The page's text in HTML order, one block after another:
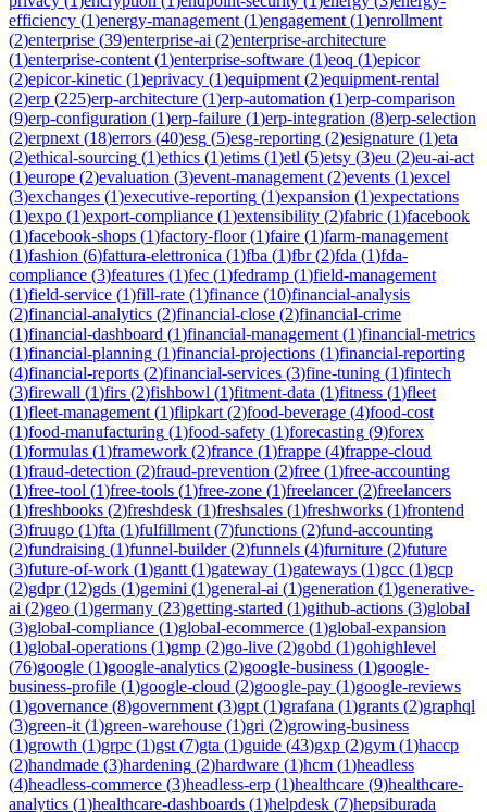
efficiency (1)energy-management (1)engagement (1)enrollment
(2)enterprise (39)enterprise-ai (2)enterprise-architecture
(1)enterprise-content (1)enterprise-software (1)eoq (1)epicor
(2)epicor-kinetic (1)eprivacy (1)equipment (2)equipment-rental
(2)erp (225)erp-architecture (1)erp-automation (1)erp-comparison
(9)erp-configuration (1)erp-failure (1)erp-integration (8)erp-selection
(2)erpnext (18)errors (40)esg (5)esg-reporting (2)esignature (1)eta
(2)ethical-sourcing (1)ethics (1)etims (1)etl (5)etsy (3)eu (2)eu-ai-act
(1)europe (2)evaluation (3)event-management (2)events (1)excel
(3)exchanges (1)executive-reporting (1)expansion (1)expectations
(1)expo (1)export-compliance (1)extensibility (2)fabric (1)facebook
(1)facebook-shops (1)factory-floor(1)faire (1)farm-management
(1)fashion (6)fattura-elettronica (1)fba (1)fbr(2)fda (1)fda-
compliance (3)features (1)fec (1)fedramp (1)field-management
(1)field-service (1)fill-rate (1)finance (10)financial-analysis
(2)financial-analytics (2)financial-close (2)financial-crime
(1)financial-dashboard (1)financial-management (1)financial-metrics
(1)financial-planning (1)financial-projections (1)financial-reporting
(4)financial-reports (2)financial-services (3)fine-tuning (1)fintech
(3)firewall (1)firs (2)fishbowl (1)fitment-data (1)fitness (1)fleet
(1)fleet-management (1)flipkart (2)food-beverage (4)food-cost
(1)food-manufacturing (1)food-safety (1)forecasting (9)forex
(1)formulas (1)framework (2)france (1)frappe (4)frappe-cloud
(1)fraud-detection (2)fraud-prevention (2)free (1)free-accounting
(1)free-tool (1)free-tools (1)free-zone (1)freelancer(2)freelancers
(1)freshbooks (2)freshdesk (1)freshsales (1)freshworks (1)frontend
(3)fruugo (1)fta (1)fulfillment (7)functions (2)fund-accounting
(2)fundraising (1)funnel-builder(2)funnels (4)furniture (2)future
(3)future-of-work (1)gantt (1)gateway (1)gateways (1)gcc (1)gcp
(2)gdpr(12)gds (1)gemini (1)general-ai (1)generation (1)generative-
ai (2)geo (1)germany (23)getting-started (1)github-actions (3)global
(3)global-compliance (1)global-ecommerce (1)global-expansion
(1)global-operations (1)gmp (2)go-live (2)gobd (1)gohighlevel
(76)google (1)google-analytics (2)google-business (1)google-
business-profile (1)google-cloud (2)google-pay (1)google-reviews
(1)governance (8)government (3)gpt (1)grafana (1)grants (2)graphql
(3)green-it (1)green-warehouse (1)gri (2)growing-business
(1)growth (1)grpc (1)gst (7)gta (1)guide (43)gxp (2)gym (1)haccp
(2)handmade (3)hardening (2)hardware (1)hcm (1)headless
(4)headless-commerce (3)headless-erp (1)healthcare (9)healthcare-
analytics (1)healthcare-dashboards (1)helpdesk (7)hepsiburada